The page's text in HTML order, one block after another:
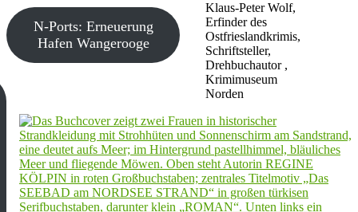
Klaus-Peter Wolf,
Erfinder des
Ostfrieslandkrimis,
Schriftsteller,
Drehbuchautor ,
Krimimuseum
Norden
N-Ports: Erneuerung
Hafen Wangerooge